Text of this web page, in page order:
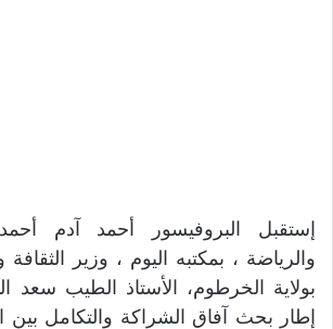
إستقبل البروفيسور أحمد آدم
والرياضة ، بمكتبه اليوم ، وزير الثقافة
بولاية الخرطوم، الأستاذ الطيب سعد
إطار بحث آفاق الشراكة والتكامل بين